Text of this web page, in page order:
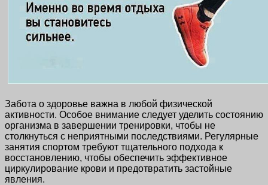
Забота о здоровье важна в любой физической
активности. Особое внимание следует уделить состоянию
организма в завершении тренировки, чтобы не
столкнуться с неприятными последствиями. Регулярные
занятия спортом требуют тщательного подхода к
восстановлению, чтобы обеспечить эффективное
циркулирование крови и предотвратить застойные
явления.